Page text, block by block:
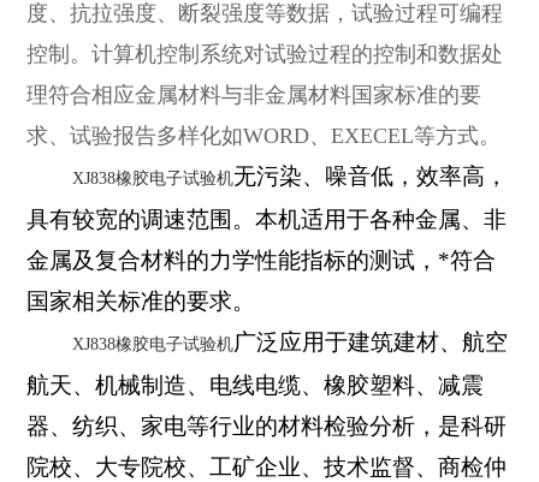
度、抗拉强度、断裂强度等数据，试验过程可编程
控制。计算机控制系统对试验过程的控制和数据处
理符合相应金属材料与非金属材料国家标准的要
求、试验报告多样化如WORD、EXECEL等方式。
XJ838橡胶电子试验机无污染、噪音低，效率高，
具有较宽的调速范围。本机适用于各种金属、非
金属及复合材料的力学性能指标的测试，*符合
国家相关标准的要求。
XJ838橡胶电子试验机广泛应用于建筑建材、航空
航天、机械制造、电线电缆、橡胶塑料、减震
器、纺织、家电等行业的材料检验分析，是科研
院校、大专院校、工矿企业、技术监督、商检仲